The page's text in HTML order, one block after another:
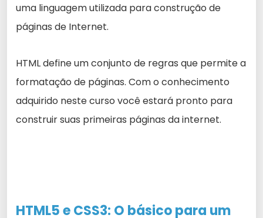
uma linguagem utilizada para construção de
páginas de Internet.
HTML define um conjunto de regras que permite a
formatação de páginas. Com o conhecimento
adquirido neste curso você estará pronto para
construir suas primeiras páginas da internet.
HTML5 e CSS3: O básicopara um